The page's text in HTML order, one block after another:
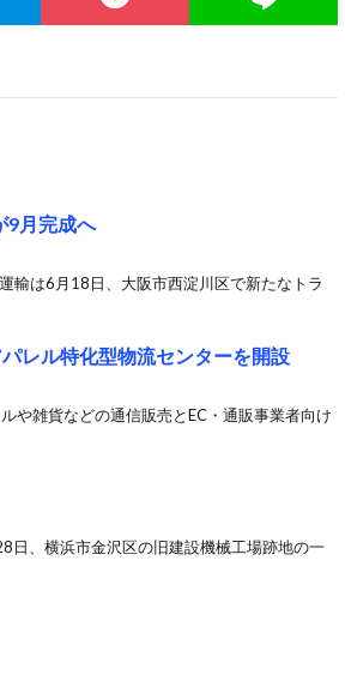
9月完成へ
輸は6月18日、大阪市西淀川区で新たなトラ
レル特化型物流センターを開設
や雑貨などの通信販売とEC・通販事業者向け
日、横浜市金沢区の旧建設機械工場跡地の一